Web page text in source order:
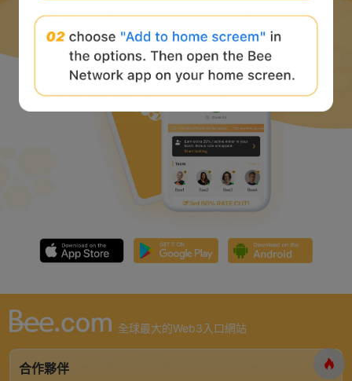
全球最大的Web3入口網站
合作夥伴